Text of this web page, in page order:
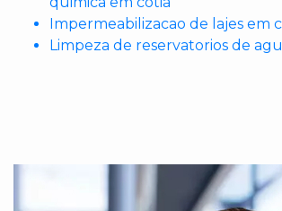
Impermeabilizacao de lajes em
Limpeza de reservatorios de